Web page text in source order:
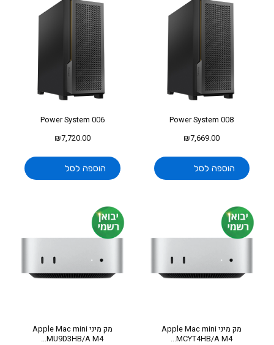
Power System 008
₪7,669.00
הוספה לסל
Power System 006
₪7,720.00
הוספה לסל
מק מיני Apple Mac mini
MCYT4HB/A M4...
מק מיני Apple Mac mini
MU9D3HB/A M4...